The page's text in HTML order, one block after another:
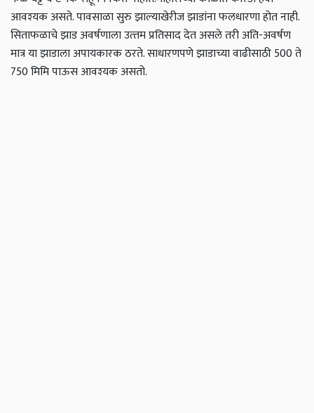
आवश्‍यक असते. पावसाळा सुरु झाल्‍याखेरीज झाडांना फलधारणा होत नाही.
सिताफळाचे झाड अवर्षणाला उत्‍तम प्रतिसाद देत असले तरी अति-अवर्षण
मात्र या झाडाला अपायकारक ठरते. साधारणपणे झाडाच्‍या वाढीसाठी 500 ते
750 मिमि पाऊस आवश्‍यक असतो.